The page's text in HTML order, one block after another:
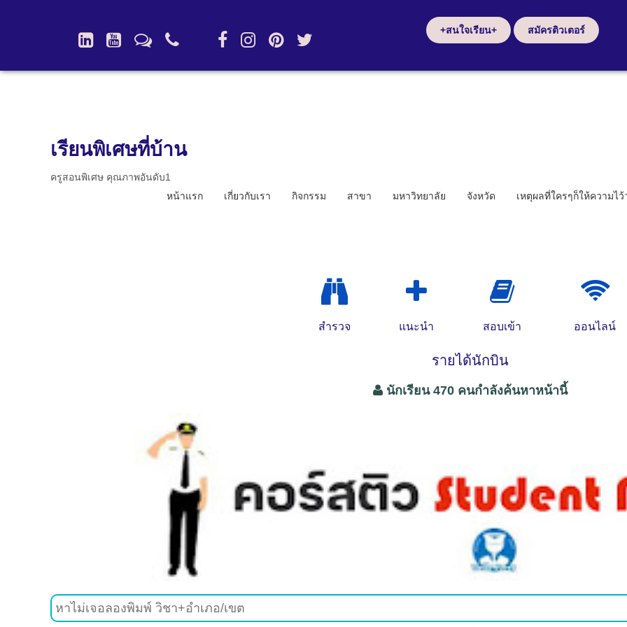
+สนใจเรียน+ สมัครติวเตอร์
เรียนพิเศษที่บ้าน
ครูสอนพิเศษ คุณภาพอันดับ1
หน้าแรก
เกี่ยวกับเรา กิจกรรม สาขา มหาวิทยาลัย จังหวัด เหตุผลที่ใครๆก็ให้ความไว้
สำรวจ แนะนำ สอบเข้า ออนไลน์
รายได้นักบิน
นักเรียน 470 คนกำลังค้นหาหน้านี้